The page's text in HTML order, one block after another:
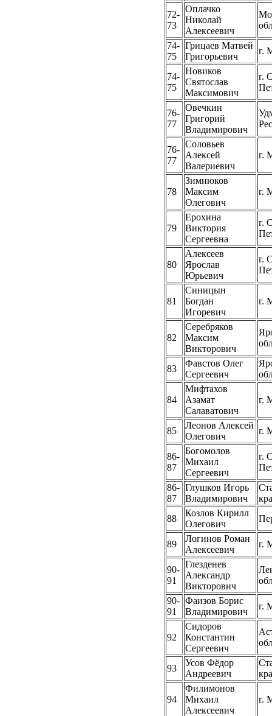
72-
73
Оплачко
Николай
Алексеевич
74-
75
Грицаев Матвей
Григорьевич
г.
74-
75
Новиков
Святослав
Максимович
г.
76-
77
Овечкин
Григорий
Владимирович
76-
77
Соловьев
Алексей
Валериевич
г.
78
Зимнюков
Максим
Олегович
г.
79
Ерохина
Виктория
Сергеевна
г.
80
Алексеев
Ярослав
Юрьевич
г.
81
Синицын
Богдан
Игоревич
г.
82
Серебряков
Максим
Викторович
83
Фавстов Олег
Сергеевич
84
Мифтахов
Азамат
Салаватович
г.
85
Леонов Алексей
Олегович
г.
86-
87
Богомолов
Михаил
Сергеевич
г.
86-
87
Глушков Игорь
Владимирович
88
Козлов Кирилл
Олегович
89
Логинов Роман
Алексеевич
г.
90-
91
Глезденев
Александр
Викторович
90-
91
Фаизов Борис
Владимирович
г.
92
Сидоров
Константин
Сергеевич
93
Усов Фёдор
Андреевич
94
Филимонов
Михаил
Алексеевич
г.